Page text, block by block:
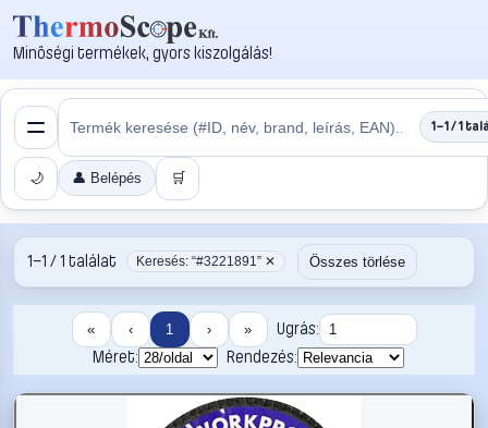
Minőségi termékek, gyors kiszolgálás!
1–1 / 1
🌙 👤 Belépés 🛒
1–1 / 1 találat Keresés: “#3221891” ✕ Összes törlése
« ‹ 1 › »
Ugrás:
Méret:
Rendezés: